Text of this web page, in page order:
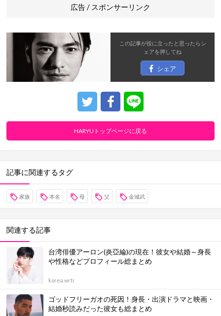
広告 / スポンサーリンク
この記事が役に立ったと思ったらシ
ェアを押してね
シェア
HARYUトップページに戻る
記事に関連するタグ
家族 本名 母 父 金城武
関連する記事
台湾俳優アーロン(炎亞綸)の現在！彼女や結婚～身長
や性格などプロフィール総まとめ
korea.wrtr
ゴッドフリーガオの死因！身長・出演ドラマと映画・
結婚秒読みだった彼女も総まとめ